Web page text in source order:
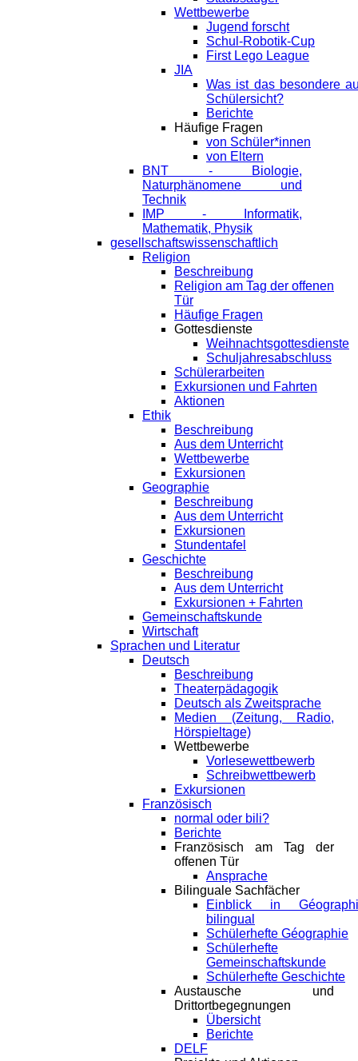
Wettbewerbe
Jugend forscht
Schul-Robotik-Cup
First Lego League
JIA
Was ist das besondere
Schülersicht?
Berichte
Häufige Fragen
von Schüler*innen
von Eltern
BNT - Biologie,
Naturphänomene und
Technik
IMP - Informatik,
Mathematik, Physik
gesellschaftswissenschaftlich
Religion
Beschreibung
Religion am Tag der offenen
Tür
Häufige Fragen
Gottesdienste
Weihnachtsgottesdienste
Schuljahresabschluss
Schülerarbeiten
Exkursionen und Fahrten
Aktionen
Ethik
Beschreibung
Aus dem Unterricht
Wettbewerbe
Exkursionen
Geographie
Beschreibung
Aus dem Unterricht
Exkursionen
Stundentafel
Geschichte
Beschreibung
Aus dem Unterricht
Exkursionen + Fahrten
Gemeinschaftskunde
Wirtschaft
Sprachen und Literatur
Deutsch
Beschreibung
Theaterpädagogik
Deutsch als Zweitsprache
Medien (Zeitung, Radio,
Hörspieltage)
Wettbewerbe
Vorlesewettbewerb
Schreibwettbewerb
Exkursionen
Französisch
normal oder bili?
Berichte
Französisch am Tag der
offenen Tür
Ansprache
Bilinguale Sachfächer
Einblick in
bilingual
Schülerhefte Géographie
Schülerhefte
Gemeinschaftskunde
Schülerhefte Geschichte
Austausche und
Drittortbegegnungen
Übersicht
Berichte
DELF